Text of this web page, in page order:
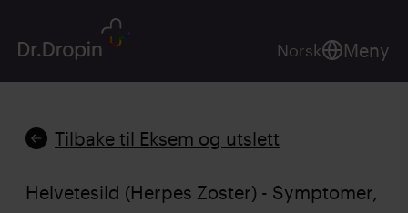
Norsk Meny
Tilbake til Eksem og utslett
Helvetesild (Herpes Zoster) - Symptomer,